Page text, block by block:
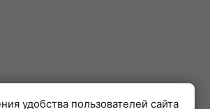
удобства пользователей сайта